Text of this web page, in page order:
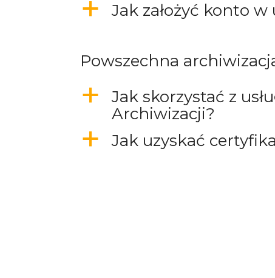
a Jak założyć konto w
Powszechna
a
Jak skorzystać z
Archiwizacji?
a Jak uzyskać